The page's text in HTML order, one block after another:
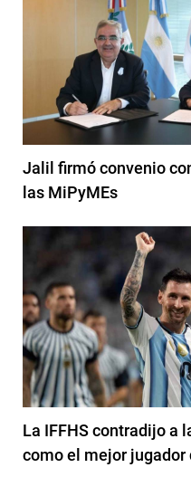
Jalil firmó convenio
las MiPyMEs
La IFFHS contradijo a
como el mejor